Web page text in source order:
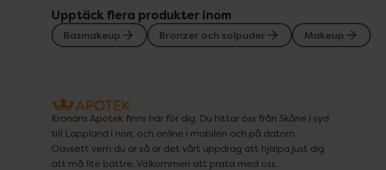
Upptäck flera produkter inom
Basmakeup Bronzer och solpuder Makeup
Kronans Apotek finns här för dig. Du hittar oss från Skåne i syd
till Lappland i norr, och online i mobilen och på datorn.
Oavsett vem du är så är det vårt uppdrag att hjälpa just dig
att må lite bättre. Välkommen att prata med oss.